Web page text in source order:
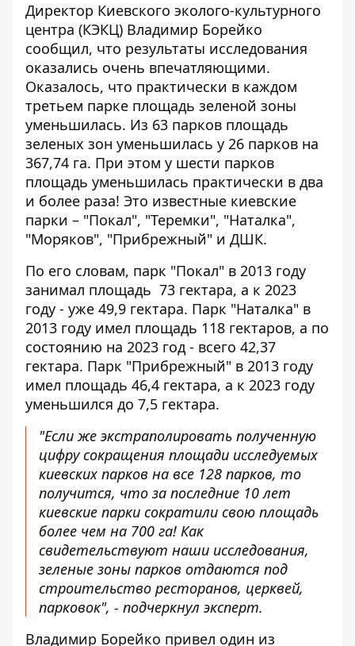
Директор Киевского эколого-культурного
центра (КЭКЦ) Владимир Борейко
сообщил, что результаты исследования
оказались очень впечатляющими.
Оказалось, что практически в каждом
третьем парке площадь зеленой зоны
уменьшилась. Из 63 парков площадь
зеленых зон уменьшилась у 26 парков на
367,74 га. При этом у шести парков
площадь уменьшилась практически в два
и более раза! Это известные киевские
парки – "Покал", "Теремки", "Наталка",
"Моряков", "Прибрежный" и ДШК.
По его словам, парк "Покал" в 2013 году
занимал площадь 73 гектара, а к 2023
году - уже 49,9 гектара. Парк "Наталка" в
2013 году имел площадь 118 гектаров, а по
состоянию на 2023 год - всего 42,37
гектара. Парк "Прибрежный" в 2013 году
имел площадь 46,4 гектара, а к 2023 году
уменьшился до 7,5 гектара.
"Если же экстраполировать полученную
цифру сокращения площади исследуемых
киевских парков на все 128 парков, то
получится, что за последние 10 лет
киевские парки сократили свою площадь
более чем на 700 га! Как
свидетельствуют наши исследования,
зеленые зоны парков отдаются под
строительство ресторанов, церквей,
парковок", - подчеркнул эксперт.
Владимир Борейко привел один из